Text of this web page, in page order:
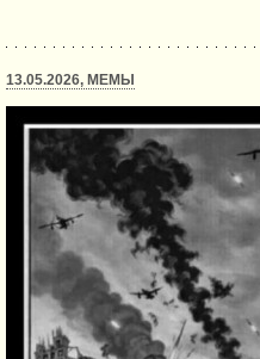
13.05.2026, МЕМЫ